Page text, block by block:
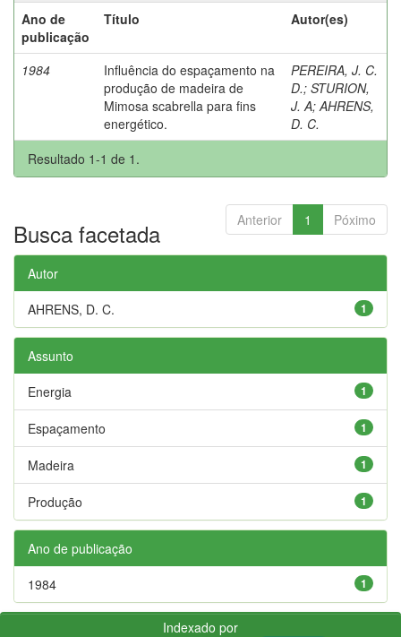
Ano de
publicação
Título Autor(es)
1984
Influência do espaçamento na
produção de madeira de
Mimosa scabrella para fins
energético.
PEREIRA, J. C.
D.; STURION,
J. A; AHRENS,
D. C.
Resultado 1-1 de 1.
Anterior 1 Póximo
Busca facetada
Autor
1
AHRENS, D. C.
Assunto
1
Energia
1
Espaçamento
1
Madeira
1
Produção
Ano de publicação
1
1984
Indexado por